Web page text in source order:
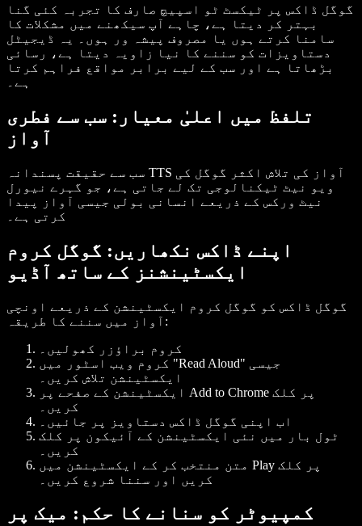
گوگل ڈاکس پر ٹیکسٹ ٹو اسپیچ صارف کا تجربہ کئی گنا
بہتر کر دیتا ہے، چاہے آپ سیکھنے میں مشکلات کا
سامنا کرتے ہوں یا مصروف پیشہ ور ہوں۔ یہ ڈیجیٹل
دستاویزات کو سننے کا نیا زاویہ دیتا ہے، رسائی
بڑھاتا ہے اور سب کے لیے برابر مواقع فراہم کرتا
ہے۔
تلفظ میں اعلیٰ معیار: سب سے فطری
آواز
سب سے حقیقت پسندانہ TTS آواز کی تلاش اکثر گوگل کی
ویو نیٹ ٹیکنالوجی تک لے جاتی ہے، جو گہرے نیورل
نیٹ ورکس کے ذریعے انسانی بولی جیسی آواز پیدا
کرتی ہے۔
اپنے ڈاکس نکھاریں: گوگل کروم
ایکسٹینشنز کے ساتھ آڈیو
گوگل ڈاکس کو گوگل کروم ایکسٹینشن کے ذریعے اونچی
آواز میں سننے کا طریقہ:
کروم براؤزر کھولیں۔
کروم ویب اسٹور میں "Read Aloud" جیسی
ایکسٹینشن تلاش کریں۔
Add to Chrome
کریں۔
اب اپنی گوگل ڈاکس دستاویز پر جائیں۔
ٹول بار میں نئی ایکسٹینشن کے آئیکون پر کلک
کریں۔
Play
کریں اور سننا شروع کریں۔
کمپیوٹر کو سنانے کا حکم: میک پر